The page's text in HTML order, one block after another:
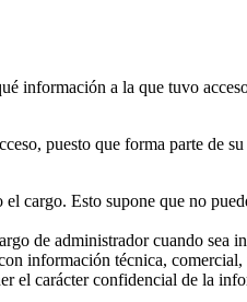
información a la que tuvo
puesto que forma parte de
cargo. Esto supone que no
de administrador cuando sea
información técnica,
el carácter confidencial de la